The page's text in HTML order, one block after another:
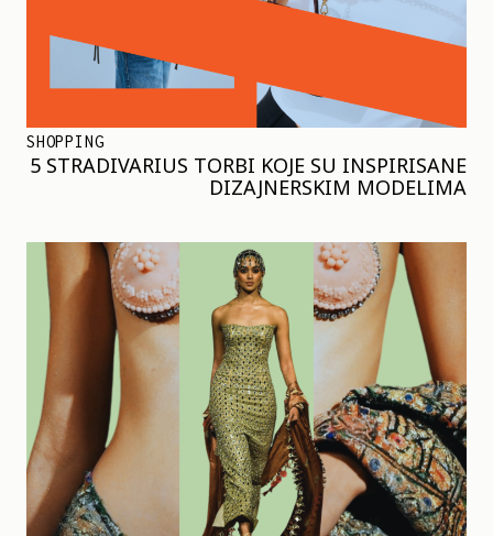
SHOPPING
5 STRADIVARIUS TORBI KOJE SU INSPIRISANE
DIZAJNERSKIM MODELIMA